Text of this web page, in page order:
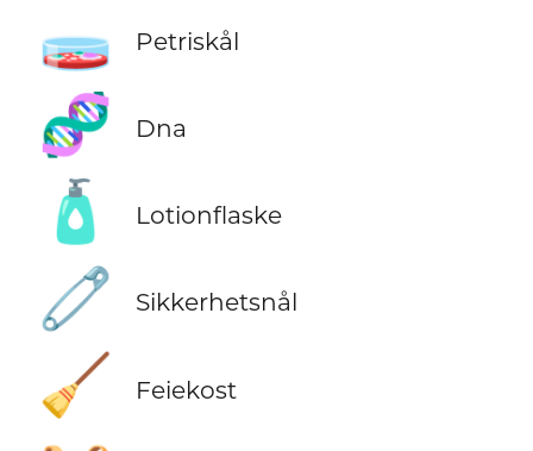
🧫 Petriskål
🧬 Dna
🧴 Lotionflaske
🧷 Sikkerhetsnål
🧹 Feiekost